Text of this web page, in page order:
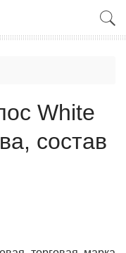
White
состав